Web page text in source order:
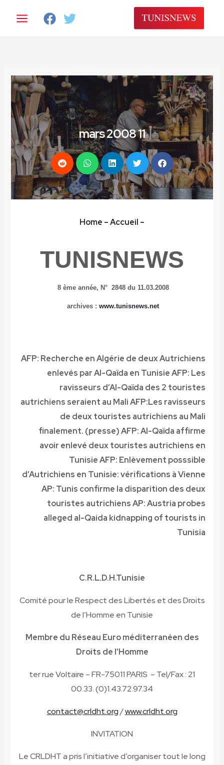
المحتوى
11 mars 2008
Home – Accueil –
TUNISNEWS
8 ème année, N° 2848 du 11.03.2008
archives : www.tunisnews.net
AFP: Recherche en Algérie de deux Autrichiens
enlevés par Al-Qaïda en TunisieAFP: Les
ravisseurs d’Al-Qaïda des 2 touristes
autrichiens seraient au MaliAFP:Les ravisseurs
de deux touristes autrichiens au Mali
finalement. (presse)AFP: Al-Qaïda affirme
avoir enlevé deux touristes autrichiens en
TunisieAFP: Enlèvement posssible
d’Autrichiens en Tunisie: vérifications à Vienne
AP: Tunis confirme la disparition des deux
touristes autrichiensAP: Austria probes
alleged al-Qaida kidnapping of tourists in
Tunisia
C.R.L.D.H.Tunisie
Comité pour le Respect des Libertés et des Droits
de l’Homme en Tunisie
Membre du Réseau Euro méditerranéen des
Droits de l’Homme
21 ter rue Voltaire – FR-75011 PARIS – Tel/Fax :
00.33. (0)1.43.72.97.34
contact@crldht.org/www.crldht.org
INVITATION
Le CRLDHT a pris l’initiative d’organiser tout le long